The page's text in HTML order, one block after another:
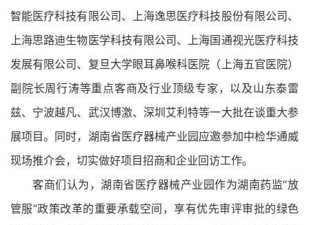
智能医疗科技有限公司、上海逸思医疗科技股份有限公司、
上海思路迪生物医学科技有限公司、上海国通视光医疗科技
发展有限公司、复旦大学眼耳鼻喉科医院（上海五官医院）
副院长周行涛等重点客商及行业顶级专家，以及山东泰雷
兹、宁波越凡、武汉博激、深圳艾利特等一大批在谈重大参
展项目。同时，湖南省医疗器械产业园应邀参加中检华通威
现场推介会，切实做好项目招商和企业回访工作。
客商们认为，湖南省医疗器械产业园作为湖南药监“放
管服”政策改革的重要承载空间，享有优先审评审批的绿色